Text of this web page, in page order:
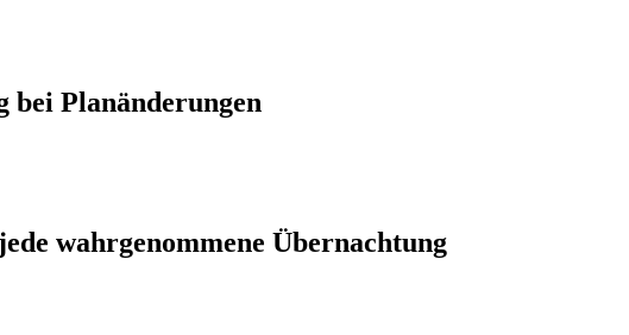
bei Planänderungen
wahrgenommene Übernachtung